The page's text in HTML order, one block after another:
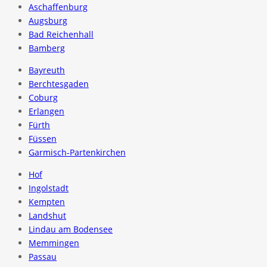
Aschaffenburg
Augsburg
Bad Reichenhall
Bamberg
Bayreuth
Berchtesgaden
Coburg
Erlangen
Fürth
Füssen
Garmisch-Partenkirchen
Hof
Ingolstadt
Kempten
Landshut
Lindau am Bodensee
Memmingen
Passau